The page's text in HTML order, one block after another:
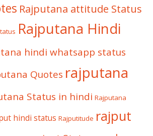
Rajputana attitude Status
Rajputana Hindi
hindi whatsapp status
Quotes rajputana
Status in hindi Rajputana
hindi status Rajputitude rajput